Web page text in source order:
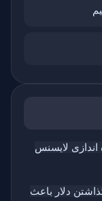
لایسنس
دلار باعث